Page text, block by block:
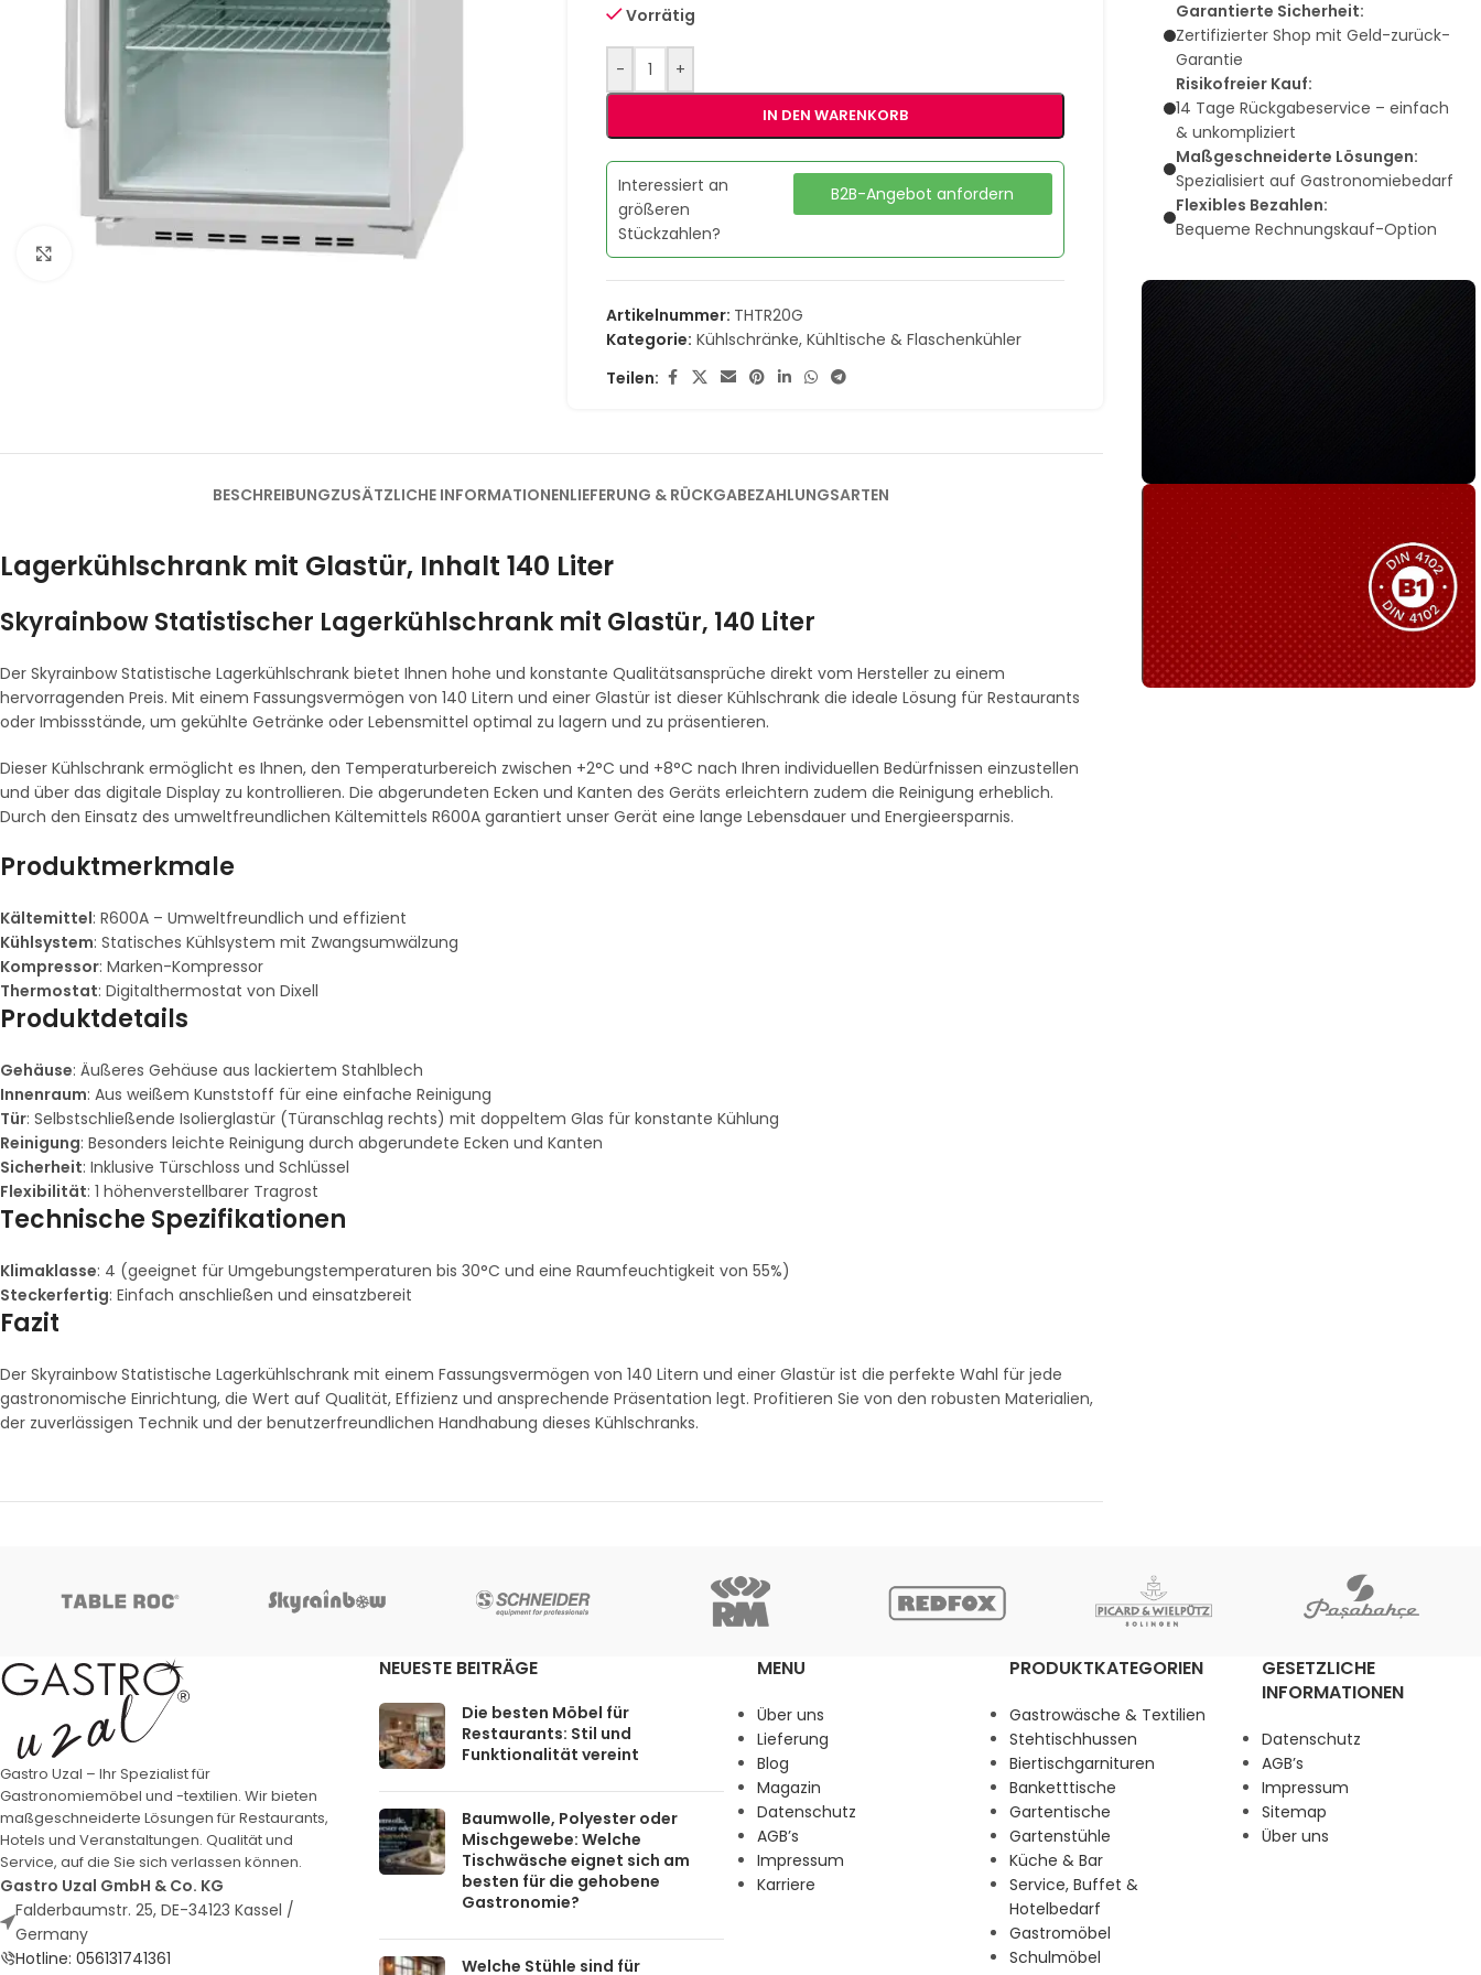
Klick zum Vergrößern
Vorrätig
- +
IN DEN WARENKORB
Interessiert an
größeren
Stückzahlen?
B2B-Angebot anfordern
Artikelnummer: THTR20G
Kategorie: Kühlschränke, Kühltische & Flaschenkühler
Teilen:
BESCHREIBUNGZUSÄTZLICHE INFORMATIONENLIEFERUNG & RÜCKGABEZAHLUNGSARTEN
Lagerkühlschrank mit Glastür, Inhalt 140 Liter
Skyrainbow Statistischer Lagerkühlschrank mit Glastür, 140 Liter
Der Skyrainbow Statistische Lagerkühlschrank bietet Ihnen hohe und konstante Qualitätsansprüche direkt vom Hersteller zu einem
hervorragenden Preis. Mit einem Fassungsvermögen von 140 Litern und einer Glastür ist dieser Kühlschrank die ideale Lösung für Restaurants
oder Imbissstände, um gekühlte Getränke oder Lebensmittel optimal zu lagern und zu präsentieren.
Dieser Kühlschrank ermöglicht es Ihnen, den Temperaturbereich zwischen +2°C und +8°C nach Ihren individuellen Bedürfnissen einzustellen
und über das digitale Display zu kontrollieren. Die abgerundeten Ecken und Kanten des Geräts erleichtern zudem die Reinigung erheblich.
Durch den Einsatz des umweltfreundlichen Kältemittels R600A garantiert unser Gerät eine lange Lebensdauer und Energieersparnis.
Produktmerkmale
Kältemittel: R600A – Umweltfreundlich und effizient
Kühlsystem: Statisches Kühlsystem mit Zwangsumwälzung
Kompressor: Marken-Kompressor
Thermostat: Digitalthermostat von Dixell
Produktdetails
Gehäuse: Äußeres Gehäuse aus lackiertem Stahlblech
Innenraum: Aus weißem Kunststoff für eine einfache Reinigung
Tür: Selbstschließende Isolierglastür (Türanschlag rechts) mit doppeltem Glas für konstante Kühlung
Reinigung: Besonders leichte Reinigung durch abgerundete Ecken und Kanten
Sicherheit: Inklusive Türschloss und Schlüssel
Flexibilität: 1 höhenverstellbarer Tragrost
Technische Spezifikationen
Klimaklasse: 4 (geeignet für Umgebungstemperaturen bis 30°C und eine Raumfeuchtigkeit von 55%)
Steckerfertig: Einfach anschließen und einsatzbereit
Fazit
Der Skyrainbow Statistische Lagerkühlschrank mit einem Fassungsvermögen von 140 Litern und einer Glastür ist die perfekte Wahl für jede
gastronomische Einrichtung, die Wert auf Qualität, Effizienz und ansprechende Präsentation legt. Profitieren Sie von den robusten Materialien,
der zuverlässigen Technik und der benutzerfreundlichen Handhabung dieses Kühlschranks.
Garantierte Sicherheit:
Zertifizierter Shop mit Geld-zurück-
Garantie
Risikofreier Kauf:
14 Tage Rückgabeservice – einfach
& unkompliziert
Maßgeschneiderte Lösungen:
Spezialisiert auf Gastronomiebedarf
Flexibles Bezahlen:
Bequeme Rechnungskauf-Option
Sie haben nicht das passende
Produkt gefunden?
Wir helfen Ihnen gerne weiter!
Gastro Uzal – Ihr Spezialist für
Gastronomiemöbel und -textilien. Wir bieten
maßgeschneiderte Lösungen für Restaurants,
Hotels und Veranstaltungen. Qualität und
Service, auf die Sie sich verlassen können.
Gastro Uzal GmbH & Co. KG
Falderbaumstr. 25, DE-34123 Kassel /
Germany
Hotline: 056131741361
NEUESTE BEITRÄGE
Die besten Möbel für
Restaurants: Stil und
Funktionalität vereint
Baumwolle, Polyester oder
Mischgewebe: Welche
Tischwäsche eignet sich am
besten für die gehobene
Gastronomie?
Welche Stühle sind für
MENU
Über uns
Lieferung
Blog
Magazin
Datenschutz
AGB’s
Impressum
Karriere
PRODUKTKATEGORIEN
Gastrowäsche & Textilien
Stehtischhussen
Biertischgarnituren
Banketttische
Gartentische
Gartenstühle
Küche & Bar
Service, Buffet &
Hotelbedarf
Gastromöbel
Schulmöbel
GESETZLICHE
INFORMATIONEN
Datenschutz
AGB’s
Impressum
Sitemap
Über uns